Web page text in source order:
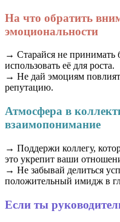
На что обратить
эмоциональности
→ Старайся не принимать
использовать её для роста.
→ Не дай эмоциям
репутацию.
Атмосфера в
взаимопонимание
→ Поддержи коллегу,
это укрепит ваши
→ Не забывай делиться
положительный имидж в
Если ты